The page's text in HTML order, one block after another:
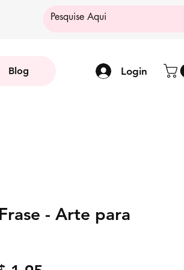
Blog Login
- Arte para